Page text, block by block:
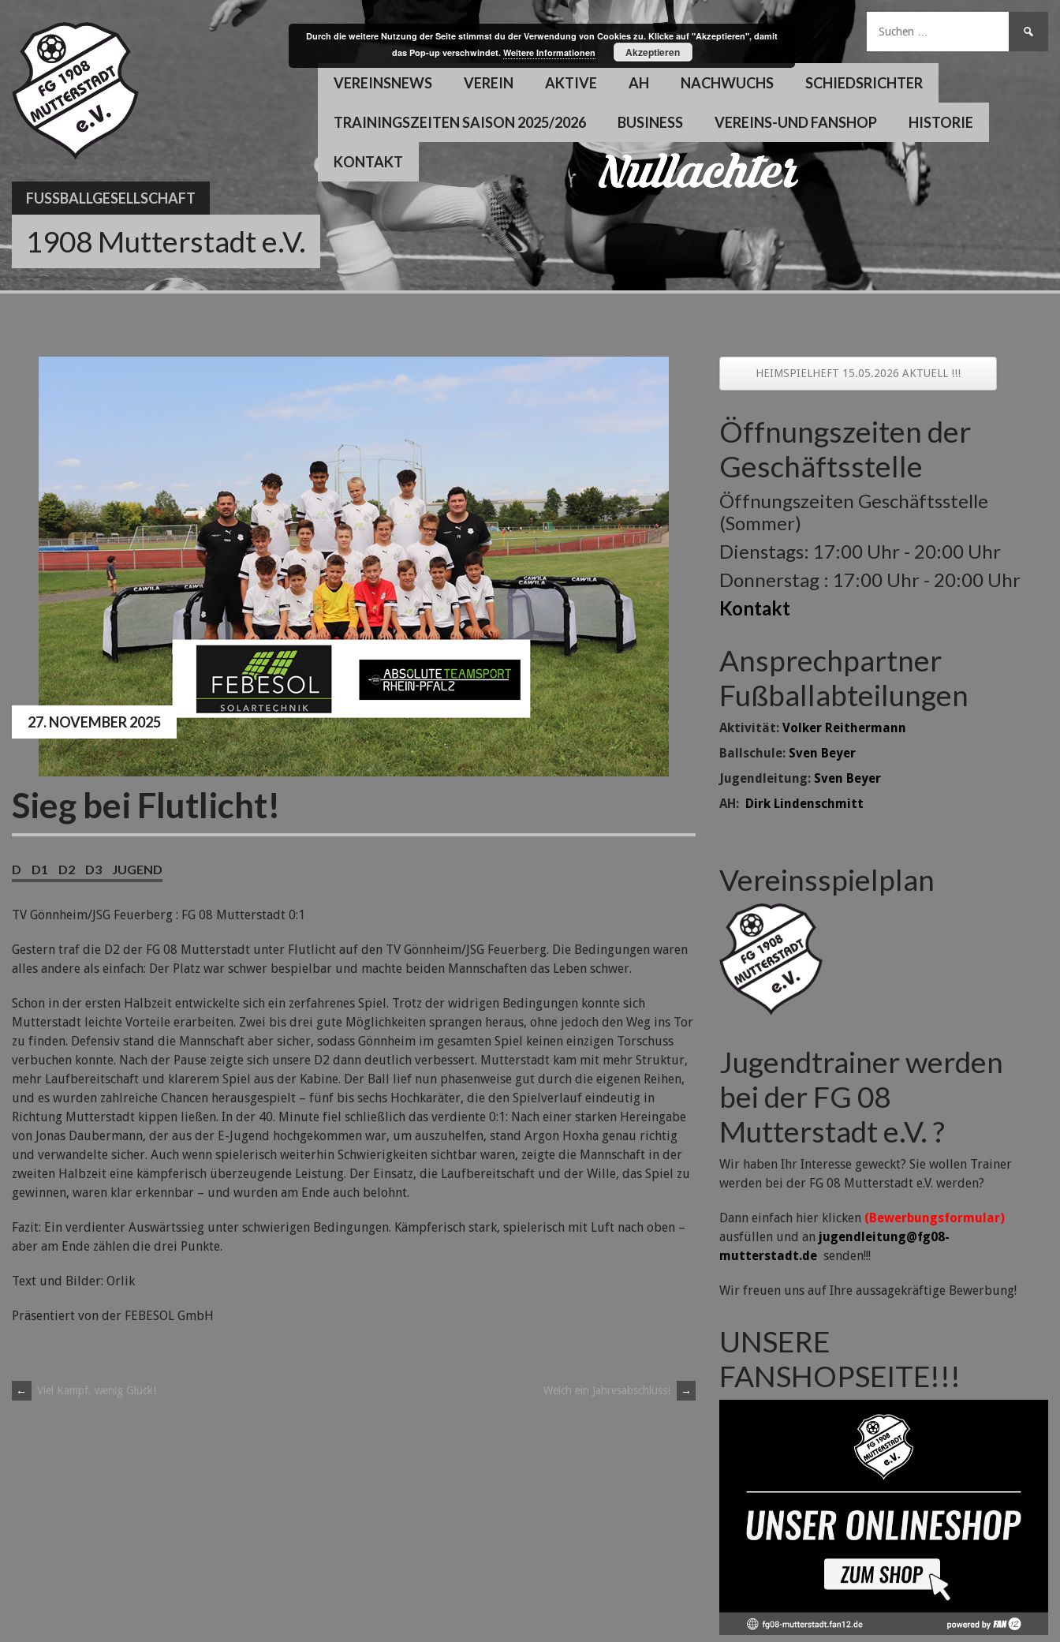
content
VEREINSNEWS VEREIN AKTIVE AH NACHWUCHS SCHIEDSRICHTER
TRAININGSZEITEN SAISON 2025/2026 BUSINESS VEREINS-UND FANSHOP HISTORIE
KONTAKT
nach:
FUSSBALLGESELLSCHAFT
1908 Mutterstadt e.V.
Sieg bei Flutlicht!
D D1 D2 D3 JUGEND
27. NOVEMBER 2025
TV Gönnheim/JSG Feuerberg : FG 08 Mutterstadt 0:1
Gestern traf die D2 der FG 08 Mutterstadt unter Flutlicht auf den TV Gönnheim/JSG Feuerberg. Die Bedingungen waren
alles andere als einfach: Der Platz war schwer bespielbar und machte beiden Mannschaften das Leben schwer.
Schon in der ersten Halbzeit entwickelte sich ein zerfahrenes Spiel. Trotz der widrigen Bedingungen konnte sich
Mutterstadt leichte Vorteile erarbeiten. Zwei bis drei gute Möglichkeiten sprangen heraus, ohne jedoch den Weg ins Tor
zu finden. Defensiv stand die Mannschaft aber sicher, sodass Gönnheim im gesamten Spiel keinen einzigen Torschuss
verbuchen konnte. Nach der Pause zeigte sich unsere D2 dann deutlich verbessert. Mutterstadt kam mit mehr Struktur,
mehr Laufbereitschaft und klarerem Spiel aus der Kabine. Der Ball lief nun phasenweise gut durch die eigenen Reihen,
und es wurden zahlreiche Chancen herausgespielt – fünf bis sechs Hochkaräter, die den Spielverlauf eindeutig in
Richtung Mutterstadt kippen ließen. In der 40. Minute fiel schließlich das verdiente 0:1: Nach einer starken Hereingabe
von Jonas Daubermann, der aus der E-Jugend hochgekommen war, um auszuhelfen, stand Argon Hoxha genau richtig
und verwandelte sicher. Auch wenn spielerisch weiterhin Schwierigkeiten sichtbar waren, zeigte die Mannschaft in der
zweiten Halbzeit eine kämpferisch überzeugende Leistung. Der Einsatz, die Laufbereitschaft und der Wille, das Spiel zu
gewinnen, waren klar erkennbar – und wurden am Ende auch belohnt.
Fazit: Ein verdienter Auswärtssieg unter schwierigen Bedingungen. Kämpferisch stark, spielerisch mit Luft nach oben –
aber am Ende zählen die drei Punkte.
Text und Bilder: Orlik
Präsentiert von der FEBESOL GmbH
Post
← Viel Kampf, wenig Glück! Welch ein Jahresabschluss! →
HEIMSPIELHEFT 15.05.2026 AKTUELL !!!
Öffnungszeiten der
Geschäftsstelle
Öffnungszeiten Geschäftsstelle
(Sommer)
Dienstags: 17:00 Uhr - 20:00 Uhr
Donnerstag : 17:00 Uhr - 20:00 Uhr
Kontakt
Ansprechpartner
Fußballabteilungen
Aktivität:Volker Reithermann
Ballschule: Sven Beyer
Jugendleitung: Sven Beyer
AH: Dirk Lindenschmitt
Vereinsspielplan
Jugendtrainer werden
bei der FG 08
Mutterstadt e.V. ?
Wir haben Ihr Interesse geweckt? Sie wollen Trainer
werden bei der FG 08 Mutterstadt e.V. werden?
Dann einfach hier klicken (Bewerbungsformular)
ausfüllen und an jugendleitung@fg08-
mutterstadt.de senden!!!
Wir freuen uns auf Ihre aussagekräftige Bewerbung!
UNSERE
FANSHOPSEITE!!!
Durch die weitere Nutzung der Seite stimmst du der Verwendung von Cookies zu. Klicke auf "Akzeptieren", damit
das Pop-up verschwindet. Weitere Informationen Akzeptieren